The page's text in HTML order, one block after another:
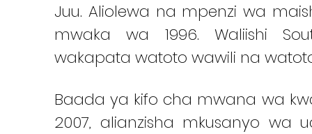
Juu. Aliolewa na mpenzi wa
mwaka wa 1996. Waliishi
wakapata watoto wawili na
Baada ya kifo cha mwana wa
2007, alianzisha mkusanyo wa